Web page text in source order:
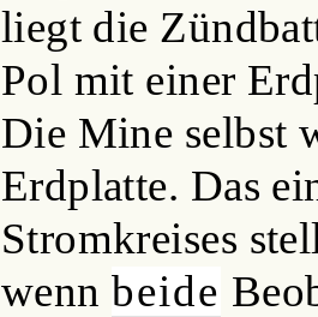
liegt die
Pol mit einer
Die Mine selbst
Erdplatte. Das
Stromkreises
wenn beide